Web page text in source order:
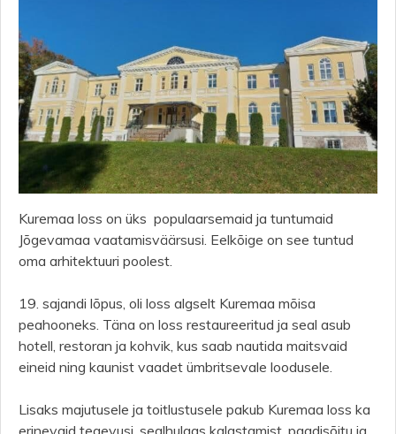
Kuremaa loss on üks populaarsemaid ja tuntumaid
Jõgevamaa vaatamisväärsusi. Eelkõige on see tuntud
oma arhitektuuri poolest.
19. sajandi lõpus, oli loss algselt Kuremaa mõisa
peahooneks. Täna on loss restaureeritud ja seal asub
hotell, restoran ja kohvik, kus saab nautida maitsvaid
eineid ning kaunist vaadet ümbritsevale loodusele.
Lisaks majutusele ja toitlustusele pakub Kuremaa loss ka
erinevaid tegevusi, sealhulgas kalastamist, paadisõitu ja